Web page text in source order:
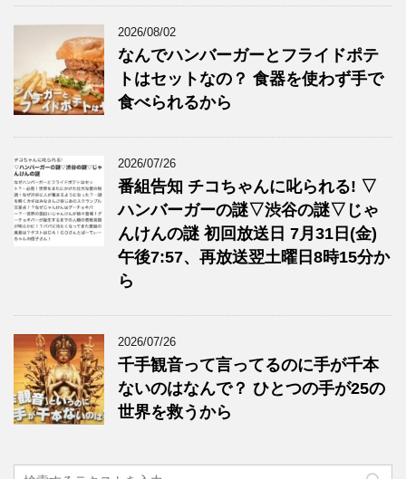
2026/08/02
なんでハンバーガーとフライドポテ
トはセットなの？ 食器を使わず手で
食べられるから
2026/07/26
番組告知 チコちゃんに叱られる! ▽
ハンバーガーの謎▽渋谷の謎▽じゃ
んけんの謎 初回放送日 7月31日(金)
午後7:57、再放送翌土曜日8時15分か
ら
2026/07/26
千手観音って言ってるのに手が千本
ないのはなんで？ ひとつの手が25の
世界を救うから